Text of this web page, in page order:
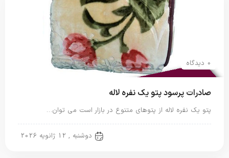
0 دیدگاه
صادرات پرسود پتو یک نفره لاله
پتو یک نفره لاله از پتوهای متنوع در بازار است می توان…
دوشنبه , 12 ژانویه 2026